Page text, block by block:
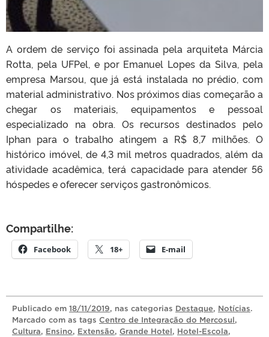
A ordem de serviço foi assinada pela arquiteta Márcia
Rotta, pela UFPel, e por Emanuel Lopes da Silva, pela
empresa Marsou, que já está instalada no prédio, com
material administrativo. Nos próximos dias começarão a
chegar os materiais, equipamentos e pessoal
especializado na obra. Os recursos destinados pelo
Iphan para o trabalho atingem a R$ 8,7 milhões. O
histórico imóvel, de 4,3 mil metros quadrados, além da
atividade acadêmica, terá capacidade para atender 56
hóspedes e oferecer serviços gastronômicos.
Compartilhe:
Facebook 18+ E-mail
Publicado em 18/11/2019, nas categorias Destaque, Notícias.
Marcado com as tags Centro de Integração do Mercosul,
Cultura, Ensino, Extensão, Grande Hotel, Hotel-Escola,